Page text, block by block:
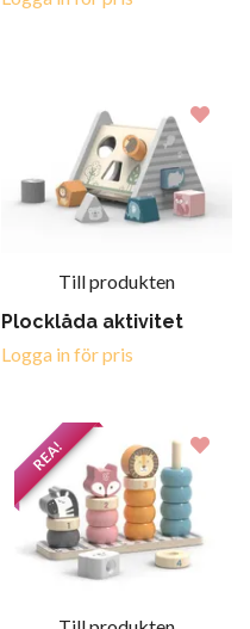
Till produkten
Plocklåda aktivitet
Logga in för pris
REA!